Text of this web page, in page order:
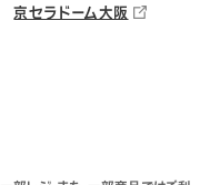
京セラドーム大阪